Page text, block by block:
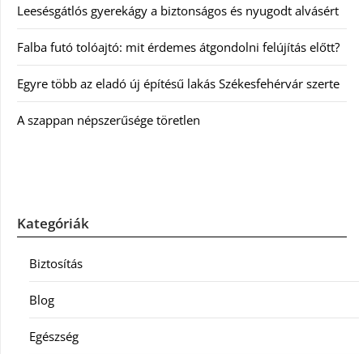
Leesésgátlós gyerekágy a biztonságos és nyugodt alvásért
Falba futó tolóajtó: mit érdemes átgondolni felújítás előtt?
Egyre több az eladó új építésű lakás Székesfehérvár szerte
A szappan népszerűsége töretlen
Kategóriák
Biztosítás
Blog
Egészség